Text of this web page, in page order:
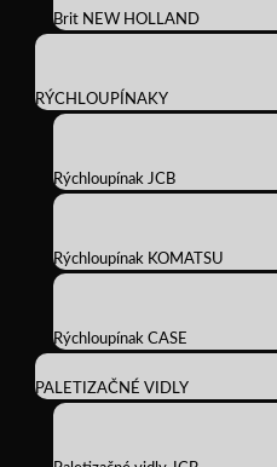
Brit NEW HOLLAND
RÝCHLOUPÍNAKY
Rýchloupínak JCB
Rýchloupínak KOMATSU
Rýchloupínak CASE
PALETIZAČNÉ VIDLY